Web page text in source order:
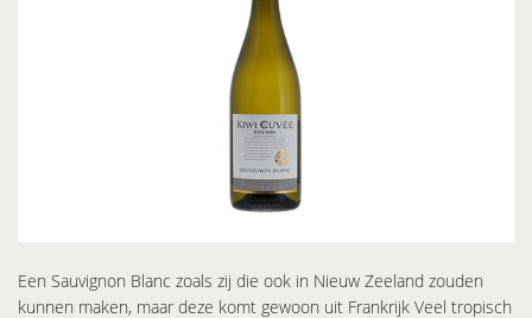
Een Sauvignon Blanc zoals zij die ook in Nieuw Zeeland zouden
kunnen maken, maar deze komt gewoon uit Frankrijk Veel tropisch